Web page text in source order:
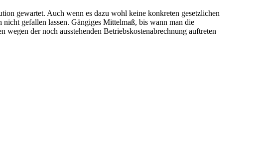
gewartet. Auch wenn es dazu wohl keine konkreten gesetzlichen
gefallen lassen. Gängiges Mittelmaß, bis wann man die
der noch ausstehenden Betriebskostenabrechnung auftreten